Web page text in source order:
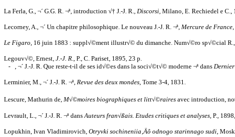
La Ferla, G., ¬´ G.G. R. ¬ª, introduction √† J.-J. R., Discorsi, Milano, E. Rechiedel e C.,
Lecorney, A., ¬´ Un chapitre philosophique. Le nouveau J.-J. R. ¬ª, Mercure de France
Le Figaro, 16 juin 1883 : suppl√©ment illustr√© du dimanche. Num√©ro sp√©cial
Legouv√©, Ernest, J.-J. R., P., C. Pariset, 1895, 23 p.
- , ¬´ J.-J. R. Que reste-t-il de ses id√©es dans la soci√©t√© moderne ¬ª dans
Lerminier, M., ¬´ J.-J. R. ¬ª, Revue des deux mondes, Tome 3-4, 1831.
Lescure, Mathurin de, M√©moires biographiques et litt√©raires avec introduction,
Levrault, L., ¬´ J.-J. R. ¬ª dans Auteurs fran√ßais. Etudes critiques et analyses , P.,
Lopukhin, Ivan Vladimirovich, Otryvki sochineniia‚Äô odnogo starinnago sudi ,